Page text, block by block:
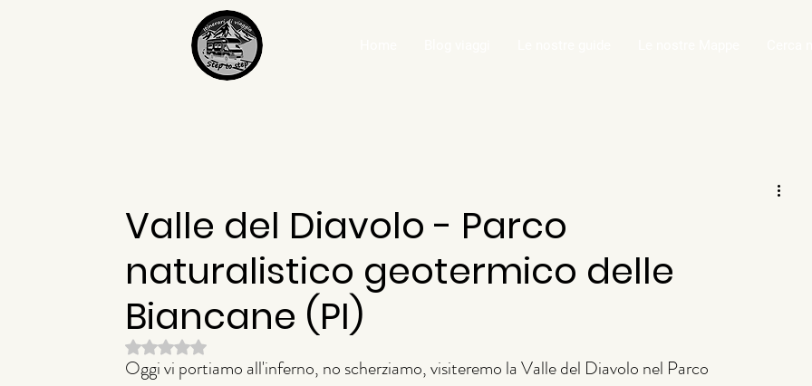
Valle del Diavolo - Parco
naturalistico geotermico delle
Biancane (PI)
Valutazione NaN stelle su 5.
Oggi vi portiamo all'inferno, no scherziamo, visiteremo la Valle del Diavolo nel Parco